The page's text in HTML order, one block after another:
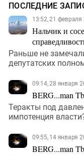
ПОСЛЕДНИЕ
13:52, 21 февраля
Нальчик и
Раньше не
депутатских
09:14, 28 января
BERG...man
Теракты под
импотенция
09:55, 14 января
BERG...man